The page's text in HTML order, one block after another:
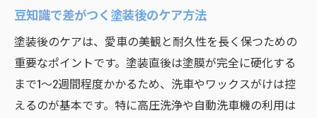
豆知識で差がつく塗装後のケア方法
塗装後のケアは、愛車の美観と耐久性を長く保つための
重要なポイントです。塗装直後は塗膜が完全に硬化する
まで1～2週間程度かかるため、洗車やワックスがけは控
えるのが基本です。特に高圧洗浄や自動洗車機の利用は